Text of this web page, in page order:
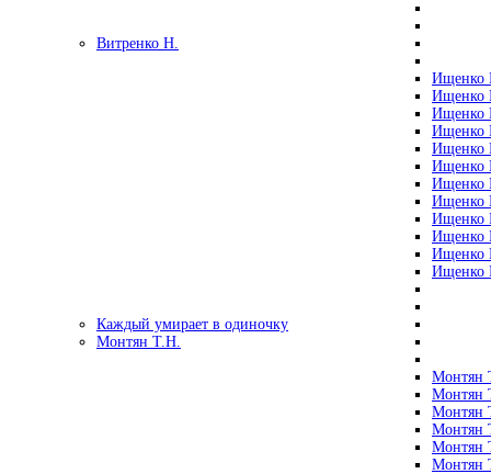
Витренко Н.
Ищенко
Ищенко
Ищенко
Ищенко
Ищенко
Ищенко
Ищенко
Ищенко
Ищенко
Ищенко
Ищенко
Ищенко
Каждый умирает в одиночку
Монтян Т.Н.
Монтян
Монтян
Монтян
Монтян
Монтян
Монтян